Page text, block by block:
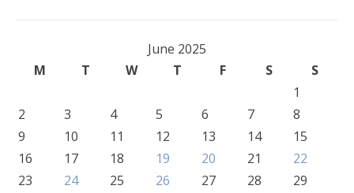
June 2025
M
T W T F S
S
1
2
3 4 5 6 7
8
9
10 11 12 13 14
15
16
17 18 19 20 21
22
23
24 25 26 27 28
29